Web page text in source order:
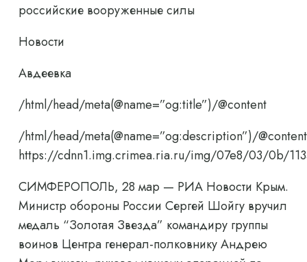
российские вооруженные силы
Новости
Авдеевка
/html/head/meta(@name=”og:title”)/@content
/html/head/meta(@name=”og:description”)/@content
https://cdnn1.img.crimea.ria.ru/img/07e8/03/0b/
СИМФЕРОПОЛЬ, 28 мар — РИА Новости Крым.
Министр обороны России Сергей Шойгу вручил
медаль “Золотая Звезда” командиру группы
воинов Центра генерал-полковнику Андрею